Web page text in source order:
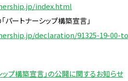
index.html
ートナーシップ構築宣言」
declaration/91325-19-00-
プ構築宣言」の公開に関するお知らせ